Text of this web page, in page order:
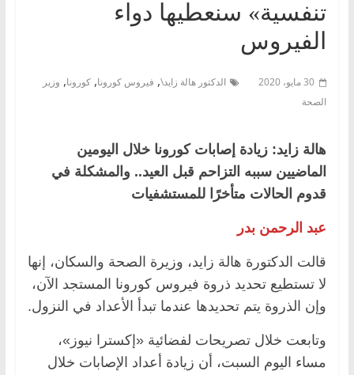
تنفسية» سنعطيها دواء
الفيروس
30 مايو، 2020 الدكتور هالة زايد\, فيروس كورونا, كورونا, وزير
الصحة
هالة زايد: زيادة إصابات كورونا خلال اليومين
الماضيين سببه التزاحم قبل العيد.. والمشكلة في
قدوم الحالات متأخرًا للمستشفيات
عبد الرحمن بدر
قالت الدكتورة هالة زايد، وزيرة الصحة والسكان، إنها
لا تستطيع تحديد ذروة فيروس كورونا المستجد الآن،
وإن الذروة يتم تحديدها عندما تبدأ الأعداد في النزول.
وتابعت خلال تصريحات لفضائية «إكسترا نيوز»،
مساء اليوم السبت، أن زيادة أعداد الإصابات خلال